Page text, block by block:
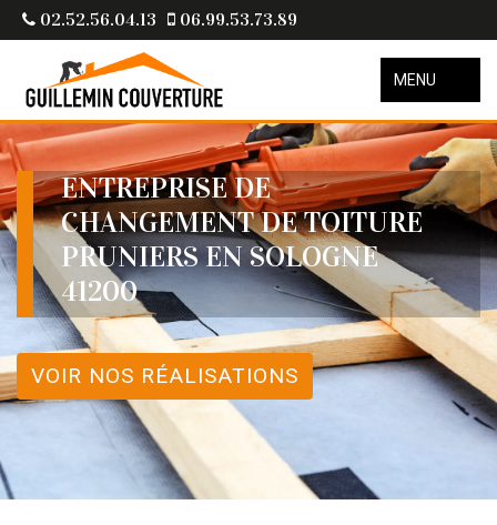
02.52.56.04.13 06.99.53.73.89
MENU
ENTREPRISE DE
CHANGEMENT DE TOITURE
PRUNIERS EN SOLOGNE
41200
VOIR NOS RÉALISATIONS